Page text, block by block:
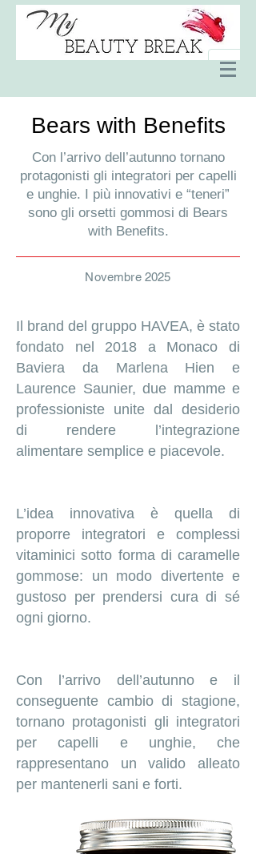
Bears with Benefits
Con l’arrivo dell’autunno tornano
protagonisti gli integratori per capelli
e unghie. I più innovativi e “teneri”
sono gli orsetti gommosi di Bears
with Benefits.
Novembre 2025
Il brand del gruppo HAVEA, è stato
fondato nel 2018 a Monaco di
Baviera da Marlena Hien e
Laurence Saunier, due mamme e
professioniste unite dal desiderio
di rendere l’integrazione
alimentare semplice e piacevole.
L’idea innovativa è quella di
proporre integratori e complessi
vitaminici sotto forma di caramelle
gommose: un modo divertente e
gustoso per prendersi cura di sé
ogni giorno.
Con l’arrivo dell’autunno e il
conseguente cambio di stagione,
tornano protagonisti gli integratori
per capelli e unghie, che
rappresentano un valido alleato
per mantenerli sani e forti.